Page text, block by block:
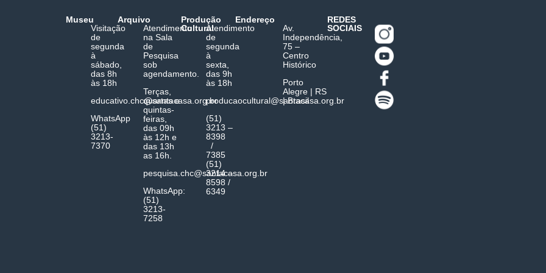
Museu
Visitação
de
segunda
à
sábado,
das 8h
às 18h
educativo.chc@santacasa.org.br
WhatsApp
(51)
3213-
7370
Arquivo
Atendimento
na Sala
de
Pesquisa
sob
agendamento.
Terças,
quartas e
quintas-
feiras,
das 09h
às 12h e
das 13h
as 16h.
pesquisa.chc@santacasa.org.br
WhatsApp:
(51)
3213-
7258
Produção
CulturalAtendimento
de
segunda
à
sexta,
das 9h
às 18h
producaocultural@santacasa.org.br
(51)
3213 –
8398
/
7385
(51)
3214 –
8598 /
6349
Endereço
Av.
Independência,
75 –
Centro
Histórico
Porto
Alegre | RS
| Brasil
REDES
SOCIAIS